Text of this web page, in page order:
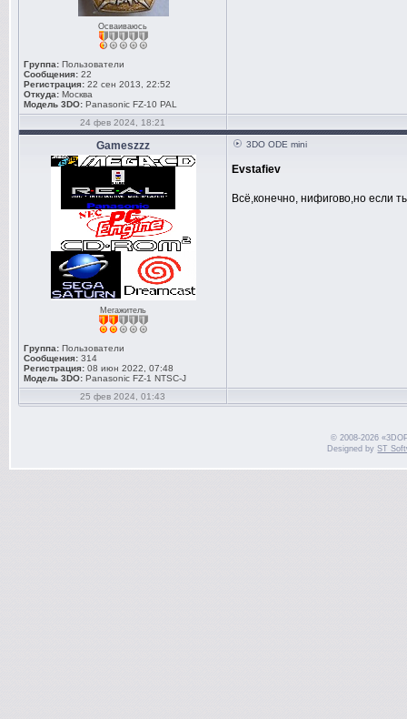
Осваиваюсь
Группа: Пользователи
Сообщения: 22
Регистрация: 22 сен 2013, 22:52
Откуда: Москва
Модель 3DO: Panasonic FZ-10 PAL
24 фев 2024, 18:21
Gameszzz
Мегажитель
Группа: Пользователи
Сообщения: 314
Регистрация: 08 июн 2022, 07:48
Модель 3DO: Panasonic FZ-1 NTSC-J
3DO ODE mini
Evstafiev
Всё,конечно, нифигово,но если
25 фев 2024, 01:43
© 2008-2026
Designed byST